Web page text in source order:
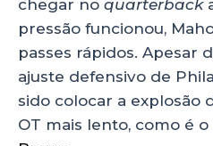
chegar no quarterback
pressão funcionou,
passes rápidos. Apesar
ajuste defensivo de
sido colocar a explosão
OT mais lento, como é o